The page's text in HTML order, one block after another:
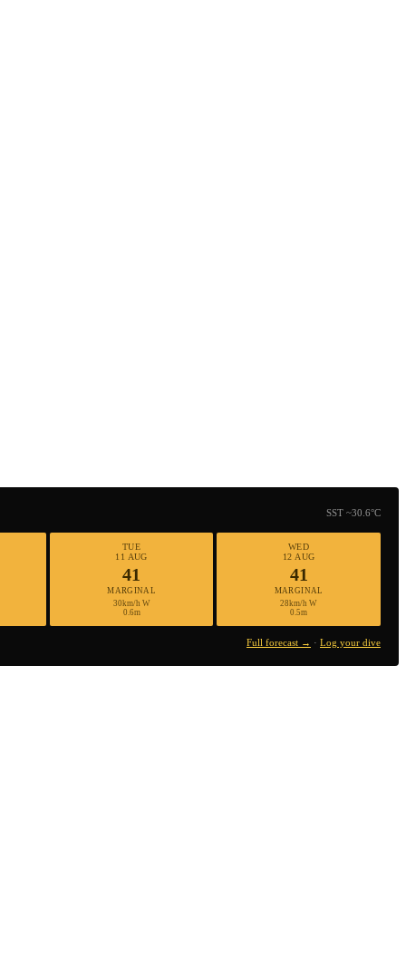
SST ~30.6°C
TUE
11 AUG
41
MARGINAL
30km/h W
0.6m
WED
12 AUG
41
MARGINAL
28km/h W
0.5m
Full forecast → · Log your dive